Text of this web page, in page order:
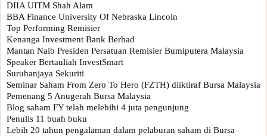
DIIA UITM Shah Alam
BBA Finance University Of Nebraska Lincoln
Top Performing Remisier
Kenanga Investment Bank Berhad
Mantan Naib Presiden Persatuan Remisier Bumiputera Malaysia
Speaker Bertauliah InvestSmart
Suruhanjaya Sekuriti
Seminar Saham From Zero To Hero (FZTH) diiktiraf Bursa Malaysia
Pemenang 5 Anugerah Bursa Malaysia
Blog saham FY telah melebihi 4 juta pengunjung
Penulis 11 buah buku
Lebih 20 tahun pengalaman dalam pelaburan saham di Bursa